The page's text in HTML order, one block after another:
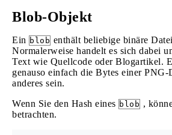
Blob-Objekt
Ein blob enthält beliebige binäre
Normalerweise handelt es sich dabei
Text wie Quellcode oder Blogartikel.
genauso einfach die Bytes einer PNG-
anderes sein.
Wenn Sie den Hash eines blob ,
betrachten.